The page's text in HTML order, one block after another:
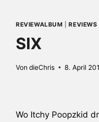
REVIEWALBUM |REVIEWS
SIX
Von dieChris 8. April
Wo Itchy Poopzkid